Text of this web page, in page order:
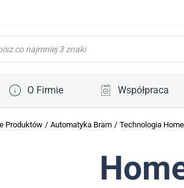
O Firmie Współpraca
Produktów / Automatyka Bram / Technologia